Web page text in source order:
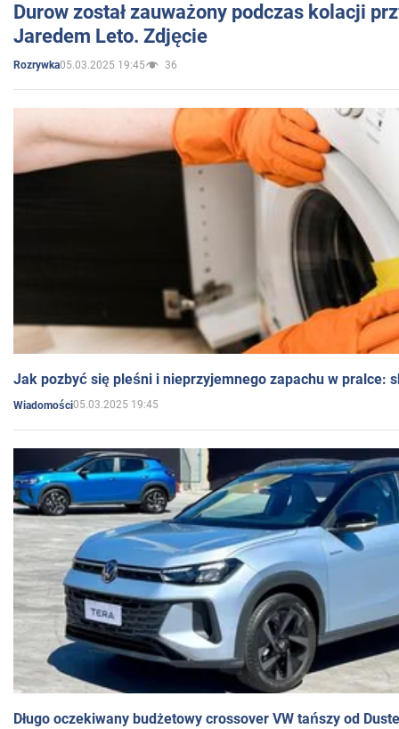
Durow został zauważony podczas kolacji
Jaredem Leto. Zdjęcie
Rozrywka05.03.2025 19:45 36
Jak pozbyć się pleśni i nieprzyjemnego zapachu w pralce:
Wiadomości05.03.2025 19:45
Długo oczekiwany budżetowy crossover VW tańszy od